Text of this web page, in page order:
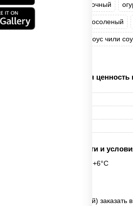
рис сыр сливочный
креветки лосось слабосоленый
соус "Спайс" (майонез соус чили
Пищевая ценность
Срок годности и
6 часов при t° от +2°C до +6°C
✅ Ойси ролл (запеченный) заказать